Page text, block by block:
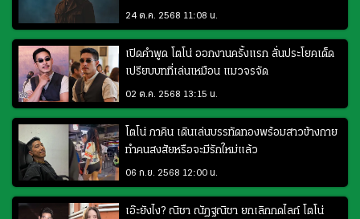
24 ต.ค. 2568 11:08 น.
เปิดคำพูด โตโน่ ออกงานครั้งแรก ลั่นประโยคเด็ด
เปรียบบทที่เล่นเหมือน แมวจรจัด
02 ต.ค. 2568 13:15 น.
โตโน่ ภาคิน เดินเล่นบรรทัดทองพร้อมสาวข้างกาย
ทำคนสงสัยหรือจะมีรักใหม่แล้ว
06 ก.ย. 2568 12:00 น.
เอ๊ะยังไง? ณิชา ณัฏฐณิชา ยกเลิกกดไลก์ โตโน่